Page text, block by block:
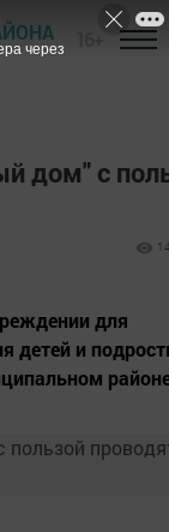
дом" с
для
детей и
через